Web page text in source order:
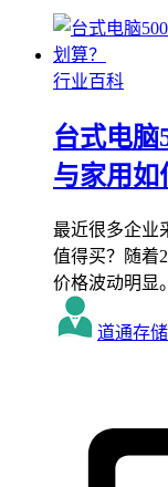
行业百科
台式电脑
与家用如
最近很多企业
值得买？随着
价格波动明显
道通存储